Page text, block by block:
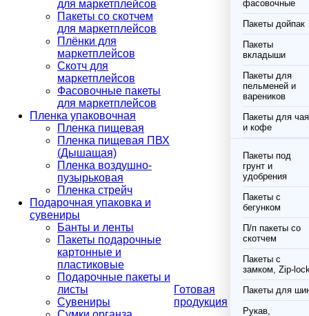
для маркетплейсов
Пакеты со скотчем
для маркетплейсов
Плёнки для
маркетплейсов
Скотч для
маркетплейсов
Фасовочные пакеты
для маркетплейсов
Пленка упаковочная
Пленка пищевая
Пленка пищевая ПВХ
(Дышащая)
Пленка воздушно-
пузырьковая
Пленка стрейч
Подарочная упаковка и
сувениры
Банты и ленты
Пакеты подарочные
картонные и
пластиковые
Подарочные пакеты и
листы
Сувениры
Готовая
продукция
фасовочные
Пакеты дойпак
Пакеты
вкладыши
Пакеты для
пельменей и
вареников
Пакеты для чая
и кофе
Пакеты под
грунт и
удобрения
Пакеты с
бегунком
П/п пакеты со
скотчем
Пакеты с
замком, Zip-
Пакеты для
Рукав,